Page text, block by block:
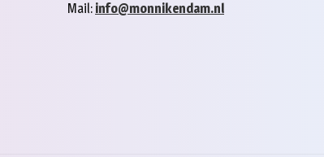
Mail: info@monnikendam.nl